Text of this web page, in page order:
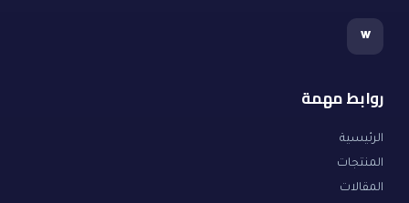
w
روابط مهمة
الرئيسية
المنتجات
المقالات